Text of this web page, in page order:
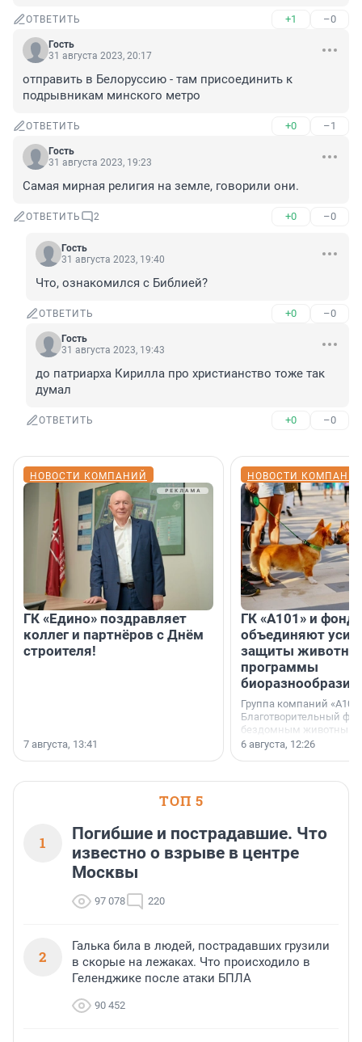
ОТВЕТИТЬ +1 –0
Гость
31 августа 2023, 20:17
отправить в Белоруссию - там присоединить к
подрывникам минского метро
ОТВЕТИТЬ +0 –1
Гость
31 августа 2023, 19:23
Самая мирная религия на земле, говорили они.
ОТВЕТИТЬ 2 +0 –0
Гость
31 августа 2023, 19:40
Что, ознакомился с Библией?
ОТВЕТИТЬ +0 –0
Гость
31 августа 2023, 19:43
до патриарха Кирилла про христианство тоже так
думал
ОТВЕТИТЬ +0 –0
НОВОСТИ КОМПАНИЙ
ГК «Едино» поздравляет
коллег и партнёров с Днём
строителя!
7 августа, 13:41
НОВОСТИ
ГК «А101» и фонд
объединяют
защиты
программы
биоразнообразия
Группа компаний
Благотворительный
бездомным животным
заключили соглашение
6 августа, 12:26
ТОП 5
1
Погибшие и пострадавшие. Что
известно о взрыве в центре
Москвы
97 078 220
2
Галька била в людей, пострадавших грузили
в скорые на лежаках. Что происходило в
Геленджике после атаки БПЛА
90 452